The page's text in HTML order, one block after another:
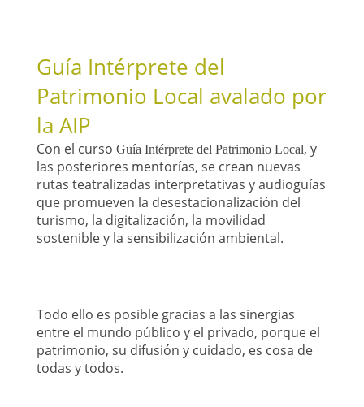
Guía Intérprete del
Patrimonio Local avalado por
la AIP
Con el curso Guía Intérprete del Patrimonio Local, y
las posteriores mentorías, se crean nuevas
rutas teatralizadas interpretativas y audioguías
que promueven la desestacionalización del
turismo, la digitalización, la movilidad
sostenible y la sensibilización ambiental.
Todo ello es posible gracias a las sinergias
entre el mundo público y el privado, porque el
patrimonio, su difusión y cuidado, es cosa de
todas y todos.